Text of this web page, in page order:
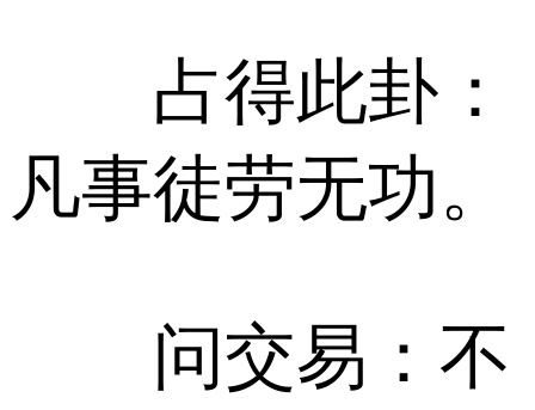
占得此卦：
凡事徒劳无功。
问交易：不